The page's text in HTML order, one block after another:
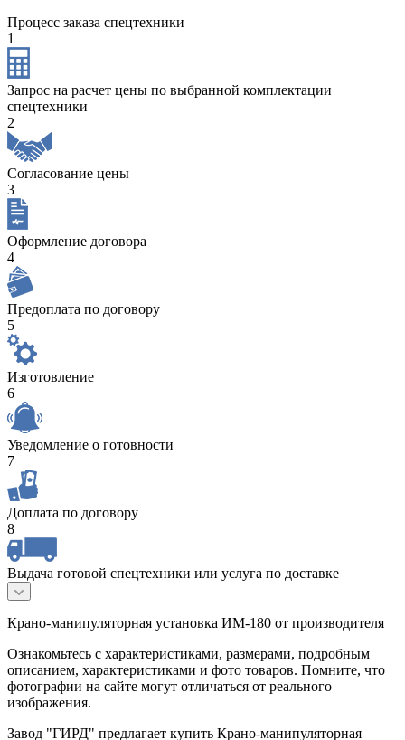
Процесс заказа спецтехники
1
Запрос на расчет цены по выбранной комплектации
спецтехники
2
Согласование цены
3
Оформление договора
4
Предоплата по договору
5
Изготовление
6
Уведомление о готовности
7
Доплата по договору
8
Выдача готовой спецтехники или услуга по доставке
Крано-манипуляторная установка ИМ-180 от производителя
Ознакомьтесь с характеристиками, размерами, подробным
описанием, характеристиками и фото товаров. Помните, что
фотографии на сайте могут отличаться от реального
изображения.
Завод "ГИРД" предлагает купить Крано-манипуляторная